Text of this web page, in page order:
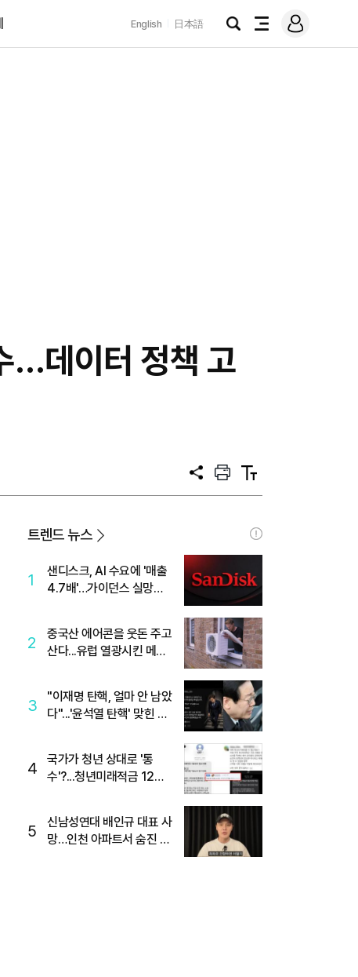
English 日本語
검
전
메
그
…데이터 정책 고
공
프
트
텍
트
트렌드 뉴스
1
샌디스크, AI 수요에 '매출
4.7배'…가이던스 실망에
2
중국산 에어콘을 웃돈 주고
산다...유럽 열광시킨 메이
3
"이재명 탄핵, 얼마 안 남았
다"...'윤석열 탄핵' 맞힌 무
4
국가가 청년 상대로 '통
수'?...청년미래적금 12%
5
신남성연대 배인규 대표 사
망…인천 아파트서 숨진 채